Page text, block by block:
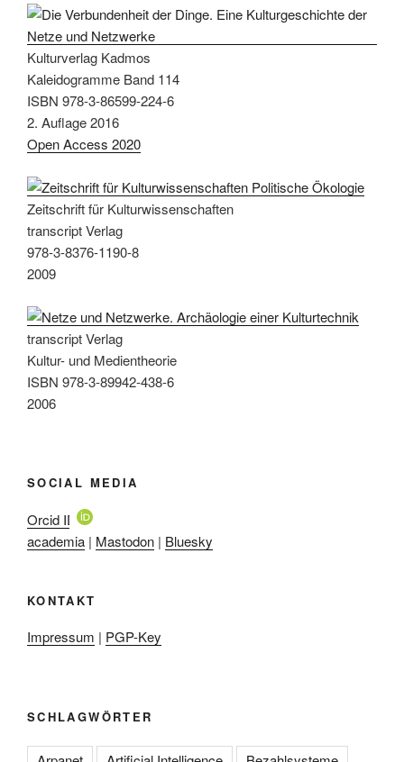
Kulturverlag Kadmos
Kaleidogramme Band 114
ISBN 978-3-86599-224-6
2. Auflage 2016
Open Access 2020
Zeitschrift für Kulturwissenschaften
transcript Verlag
978-3-8376-1190-8
2009
transcript Verlag
Kultur- und Medientheorie
ISBN 978-3-89942-438-6
2006
SOCIAL MEDIA
Orcid ID
academia | Mastodon | Bluesky
KONTAKT
Impressum | PGP-Key
SCHLAGWÖRTER